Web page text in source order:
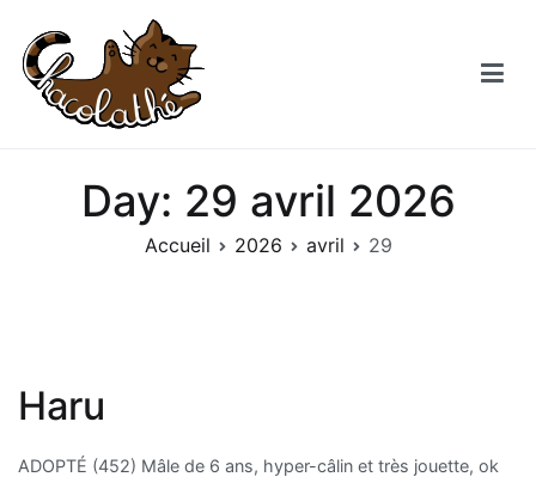
contenu
Day: 29 avril 2026
Accueil 2026 avril 29
Haru
ADOPTÉ (452) Mâle de 6 ans, hyper-câlin et très jouette, ok